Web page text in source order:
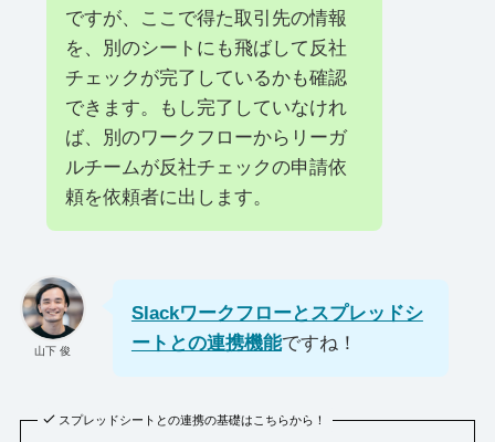
ですが、ここで得た取引先の情報
を、別のシートにも飛ばして反社
チェックが完了しているかも確認
できます。もし完了していなけれ
ば、別のワークフローからリーガ
ルチームが反社チェックの申請依
頼を依頼者に出します。
山下 俊
Slackワークフローとスプレッドシ
ートとの連携機能ですね！
スプレッドシートとの連携の基礎はこちらから！